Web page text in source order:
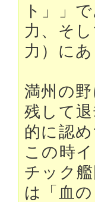
ト」」
力、そ
力）にあ
満州の
残して
的に認
この時
チック
は「血